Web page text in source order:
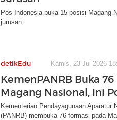
Pos Indonesia buka 15 posisi Magang
jurusan.
detikEdu Kamis, 23 Jul 2026
KemenPANRB Buka
Magang Nasional, Ini
Kementerian Pendayagunaan Aparatur
(PANRB) membuka 76 formasi pada